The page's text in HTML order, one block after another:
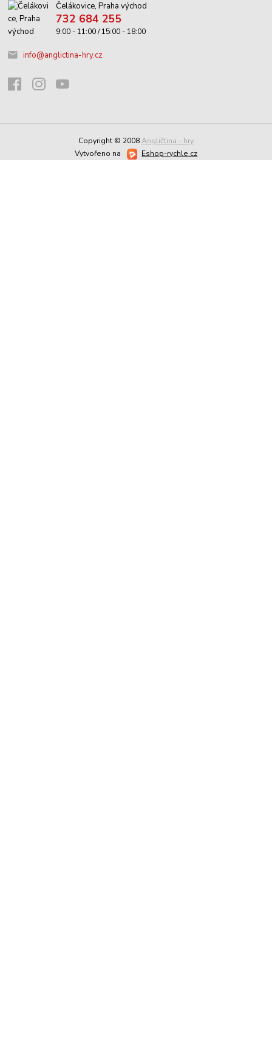
Čelákovice, Praha východ
732 684 255
9:00 - 11:00 / 15:00 - 18:00
info@anglictina-hry.cz
Copyright © 2008Angličtina - hry
Vytvořeno na
Eshop-rychle.cz